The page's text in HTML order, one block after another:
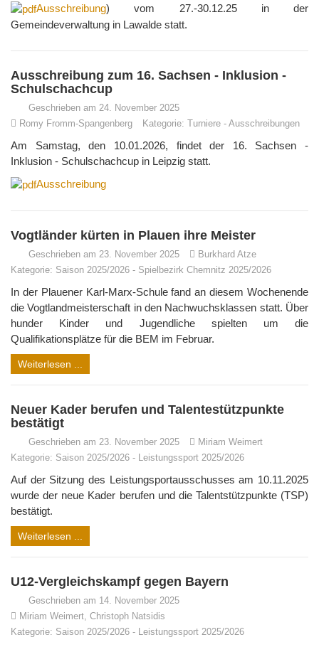
Ausschreibung) vom 27.-30.12.25 in der
Gemeindeverwaltung in Lawalde statt.
Ausschreibung zum 16. Sachsen - Inklusion -
Schulschachcup
Geschrieben am 24. November 2025
Romy Fromm-Spangenberg
Kategorie: Turniere - Ausschreibungen
Am Samstag, den 10.01.2026, findet der 16. Sachsen -
Inklusion - Schulschachcup in Leipzig statt.
Ausschreibung
Vogtländer kürten in Plauen ihre Meister
Geschrieben am 23. November 2025
Burkhard Atze
Kategorie: Saison 2025/2026 - Spielbezirk Chemnitz 2025/2026
In der Plauener Karl-Marx-Schule fand an diesem Wochenende
die Vogtlandmeisterschaft in den Nachwuchsklassen statt. Über
hunder Kinder und Jugendliche spielten um die
Qualifikationsplätze für die BEM im Februar.
Weiterlesen ...
Neuer Kader berufen und Talentestützpunkte
bestätigt
Geschrieben am 23. November 2025
Miriam Weimert
Kategorie: Saison 2025/2026 - Leistungssport 2025/2026
Auf der Sitzung des Leistungsportausschusses am 10.11.2025
wurde der neue Kader berufen und die Talentstützpunkte (TSP)
bestätigt.
Weiterlesen ...
U12-Vergleichskampf gegen Bayern
Geschrieben am 14. November 2025
Miriam Weimert, Christoph Natsidis
Kategorie: Saison 2025/2026 - Leistungssport 2025/2026